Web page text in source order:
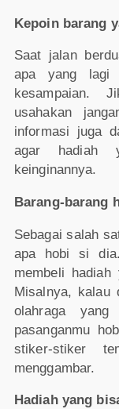
Kepoin barang
Saat jalan
apa yang lagi
kesampaian.
usahakan
informasi juga
agar hadiah
keinginannya.
Barang-barang
Sebagai salah
apa hobi si
membeli hadiah
Misalnya, kalau
olahraga
pasanganmu
stiker-stiker
menggambar.
Hadiah yang